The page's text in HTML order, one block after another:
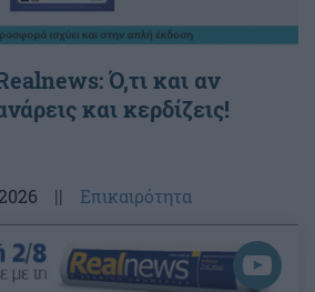
Ό,τι και αν
και κερδίζεις!
|| Επικαιρότητα